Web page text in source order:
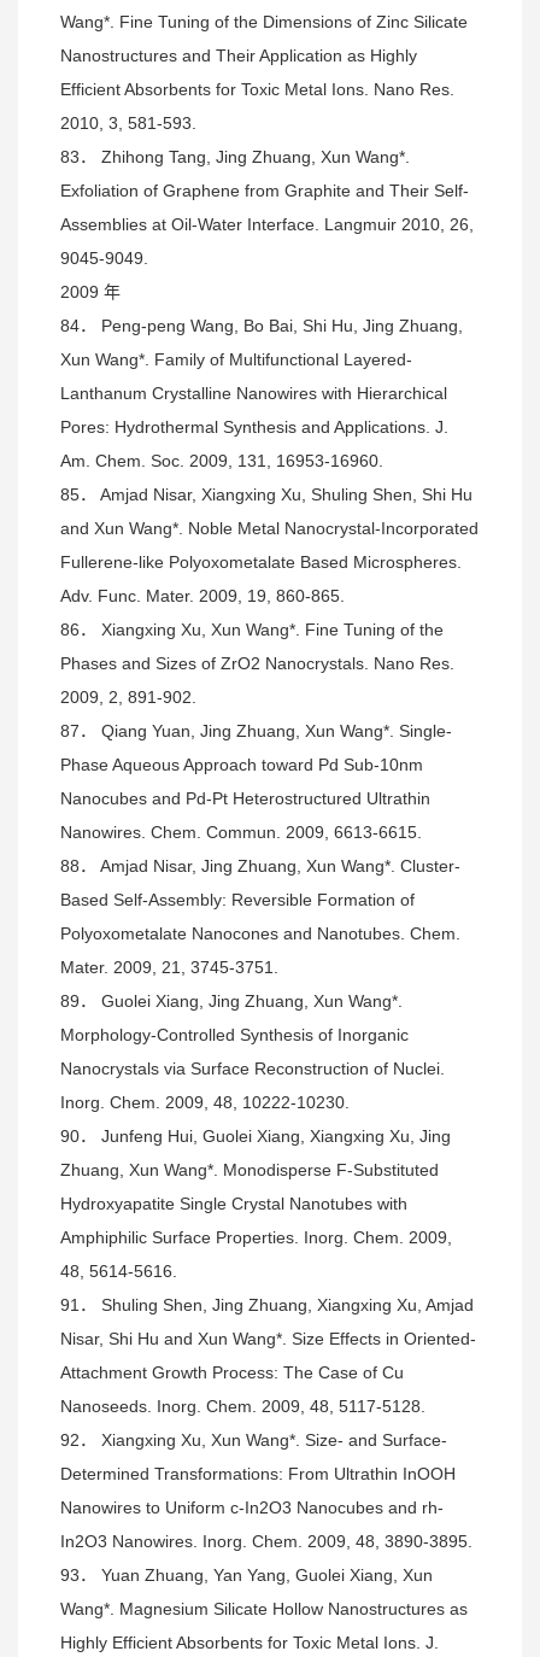
Wang*. Fine Tuning of the Dimensions of Zinc Silicate
Nanostructures and Their Application as Highly
Efficient Absorbents for Toxic Metal Ions. Nano Res.
2010, 3, 581-593.
83． Zhihong Tang, Jing Zhuang, Xun Wang*.
Exfoliation of Graphene from Graphite and Their Self-
Assemblies at Oil-Water Interface. Langmuir 2010, 26,
9045-9049.
2009 年
84． Peng-peng Wang, Bo Bai, Shi Hu, Jing Zhuang,
Xun Wang*. Family of Multifunctional Layered-
Lanthanum Crystalline Nanowires with Hierarchical
Pores: Hydrothermal Synthesis and Applications. J.
Am. Chem. Soc. 2009, 131, 16953-16960.
85． Amjad Nisar, Xiangxing Xu, Shuling Shen, Shi Hu
and Xun Wang*. Noble Metal Nanocrystal-Incorporated
Fullerene-like Polyoxometalate Based Microspheres.
Adv. Func. Mater. 2009, 19, 860-865.
86． Xiangxing Xu, Xun Wang*. Fine Tuning of the
Phases and Sizes of ZrO2 Nanocrystals. Nano Res.
2009, 2, 891-902.
87． Qiang Yuan, Jing Zhuang, Xun Wang*. Single-
Phase Aqueous Approach toward Pd Sub-10nm
Nanocubes and Pd-Pt Heterostructured Ultrathin
Nanowires. Chem. Commun. 2009, 6613-6615.
88． Amjad Nisar, Jing Zhuang, Xun Wang*. Cluster-
Based Self-Assembly: Reversible Formation of
Polyoxometalate Nanocones and Nanotubes. Chem.
Mater. 2009, 21, 3745-3751.
89． Guolei Xiang, Jing Zhuang, Xun Wang*.
Morphology-Controlled Synthesis of Inorganic
Nanocrystals via Surface Reconstruction of Nuclei.
Inorg. Chem. 2009, 48, 10222-10230.
90． Junfeng Hui, Guolei Xiang, Xiangxing Xu, Jing
Zhuang, Xun Wang*. Monodisperse F-Substituted
Hydroxyapatite Single Crystal Nanotubes with
Amphiphilic Surface Properties. Inorg. Chem. 2009,
48, 5614-5616.
91． Shuling Shen, Jing Zhuang, Xiangxing Xu, Amjad
Nisar, Shi Hu and Xun Wang*. Size Effects in Oriented-
Attachment Growth Process: The Case of Cu
Nanoseeds. Inorg. Chem. 2009, 48, 5117-5128.
92． Xiangxing Xu, Xun Wang*. Size- and Surface-
Determined Transformations: From Ultrathin InOOH
Nanowires to Uniform c-In2O3 Nanocubes and rh-
In2O3 Nanowires. Inorg. Chem. 2009, 48, 3890-3895.
93． Yuan Zhuang, Yan Yang, Guolei Xiang, Xun
Wang*. Magnesium Silicate Hollow Nanostructures as
Highly Efficient Absorbents for Toxic Metal Ions. J.